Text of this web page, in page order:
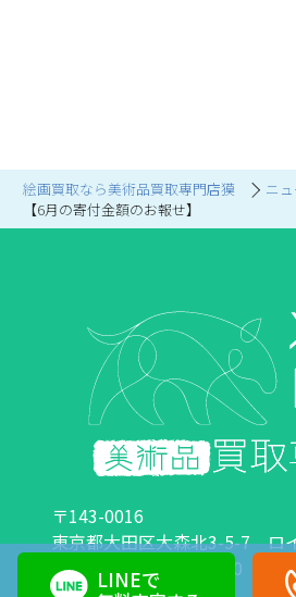
LINEで
絵画買取なら美術品買取専門店獏
ニ
【6月の寄付金額のお報せ】
〒143-0016
東京都大田区大森北3-5-7 ロ
営業時間：10:00～18:00 定休